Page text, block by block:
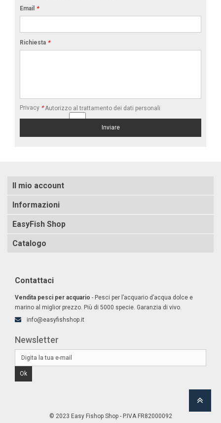
Email *
Richiesta *
Privacy * Autorizzo al trattamento dei dati personali
Il mio account
Informazioni
EasyFish Shop
Catalogo
Contattaci
Vendita pesci per acquario - Pesci per l’acquario d’acqua dolce e
marino al miglior prezzo. Più di 5000 specie. Garanzia di vivo.
info@easyfishshop.it
Newsletter
Ok
© 2023 Easy Fishop Shop - P.IVA FR82000092